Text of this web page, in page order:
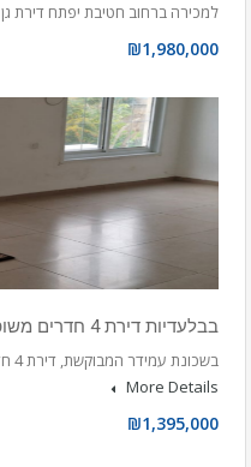
למכירה ברחוב חטיבת יפתח דירת גן 5 חדרים במפלס…
₪1,980,000
בבלעדיות דירת 4 חדרים משופצת ברחוב יבנה בנהריה
בשכונת עמידר המבוקשת, דירת 4 חדרים משופצת מהיסוד, מחולקת…
More Details
₪1,395,000